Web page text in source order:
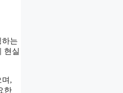
하는
현실
,
한